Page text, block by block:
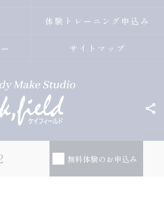
無料体験のお申込み
体験トレーニング申込み
サイトマップ
RIGHTS RESERVED.